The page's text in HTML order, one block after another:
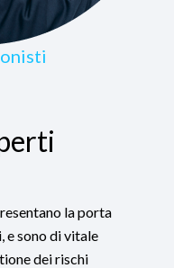
la porta
e sono di vitale
dei rischi